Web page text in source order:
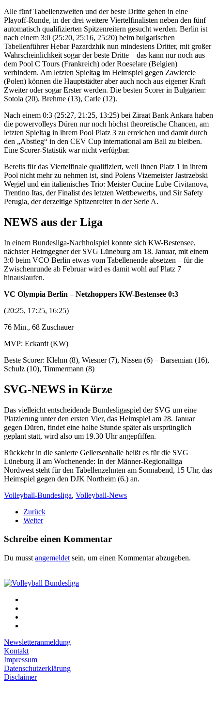
Alle fünf Tabellenzweiten und der beste Dritte gehen in eine
Playoff-Runde, in der drei weitere Viertelfinalisten neben den fünf
automatisch qualifizierten Spitzenreitern gesucht werden. Berlin ist
nach einem 3:0 (25:20, 25:16, 25:20) beim bulgarischen
Tabellenführer Hebar Pazardzhik nun mindestens Dritter, mit großer
Wahrscheinlichkeit sogar der beste Dritte – das kann nur noch aus
dem Pool C Tours (Frankreich) oder Roeselare (Belgien)
verhindern. Am letzten Spieltag im Heimspiel gegen Zawiercie
(Polen) können die Hauptstädter aber auch noch aus eigener Kraft
Zweiter oder sogar Erster werden. Die besten Scorer in Bulgarien:
Sotola (20), Brehme (13), Carle (12).
Nach einem 0:3 (25:27, 21:25, 13:25) bei Ziraat Bank Ankara haben
die powervolleys Düren nur noch höchst theoretische Chancen, am
letzten Spieltag in ihrem Pool Platz 3 zu erreichen und damit durch
den „Abstieg“ in den CEV Cup international am Ball zu bleiben.
Eine Scorer-Statistik war nicht verfügbar.
Bereits für das Viertelfinale qualifiziert, weil ihnen Platz 1 in ihrem
Pool nicht mehr zu nehmen ist, sind Polens Vizemeister Jastrzebski
Wegiel und ein italienisches Trio: Meister Cucine Lube Civitanova,
Trentino Itas, der Finalist des letzten Wettbewerbs, und Sir Safety
Perugia, der derzeitige Spitzenreiter in der Serie A.
NEWS aus der Liga
In einem Bundesliga-Nachholspiel konnte sich KW-Bestensee,
nächster Heimgegner der SVG Lüneburg am 18. Januar, mit einem
3:0 beim VCO Berlin etwas vom Tabellenende absetzen – für die
Zwischenrunde ab Februar wird es damit wohl auf Platz 7
hinauslaufen.
VC Olympia Berlin – Netzhoppers KW-Bestensee 0:3
(20:25, 17:25, 16:25)
76 Min., 68 Zuschauer
MVP: Eckardt (KW)
Beste Scorer: Klehm (8), Wiesner (7), Nissen (6) – Barsemian (16),
Schulz (10), Timmermann (8)
SVG-NEWS in Kürze
Das vielleicht entscheidende Bundesligaspiel der SVG um eine
Platzierung unter den ersten Vier, das Heimspiel am 28. Januar
gegen Düren, findet eine halbe Stunde später als ursprünglich
geplant statt, wird also um 19.30 Uhr angepfiffen.
Rückkehr in die sanierte Gellersenhalle heißt es für die SVG
Lüneburg II am Wochenende: In der Männer-Regionalliga
Nordwest steht für den Tabellenzehnten am Sonnabend, 15 Uhr, das
Heimspiel gegen den DJK Northeim (6.) an.
Volleyball-Bundesliga, Volleyball-News
Zurück
Weiter
Schreibe einen Kommentar
Du musst angemeldet sein, um einen Kommentar abzugeben.
Newsletteranmeldung
Kontakt
Impressum
Datenschutzerklärung
Disclaimer